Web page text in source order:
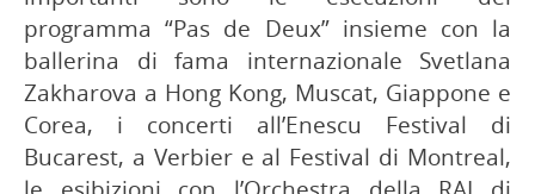
programma “Pas de Deux” insieme con la
ballerina di fama internazionale Svetlana
Zakharova a Hong Kong, Muscat, Giappone e
Corea, i concerti all’Enescu Festival di
Bucarest, a Verbier e al Festival di Montreal,